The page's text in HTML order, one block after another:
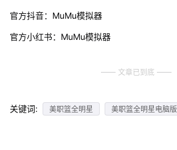
官方抖音：MuMu模拟器
官方小红书：MuMu模拟器
文章已到底
关键词: 美职篮全明星 美职篮全明星电脑版